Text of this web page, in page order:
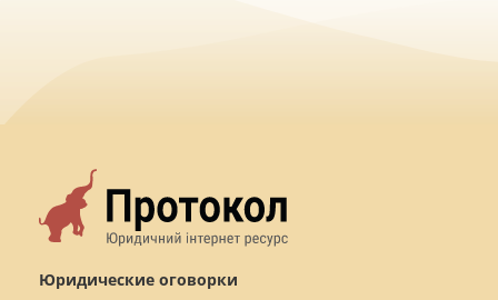
Юридические оговорки